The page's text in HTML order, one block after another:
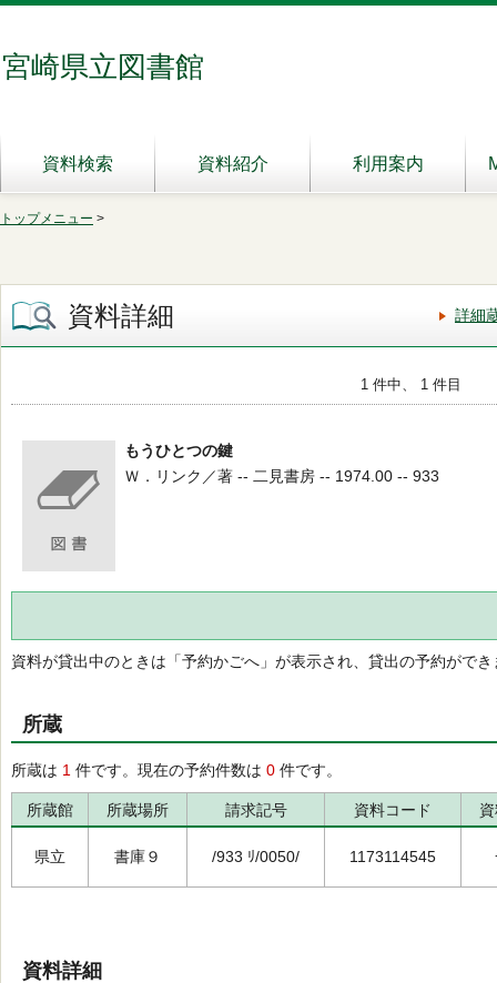
宮崎県立図書館
資料検索 資料紹介 利用案内
トップメニュー >
資料詳細 詳細
1 件中、 1 件目
もうひとつの鍵
Ｗ．リンク／著 -- 二見書房 -- 1974.00 -- 933
資料が貸出中のときは「予約かごへ」が表示され、貸出の予約ができ
所蔵
所蔵は 1 件です。現在の予約件数は 0 件です。
所蔵館 所蔵場所 請求記号 資料コード
県立 書庫９ /933 ﾘ/0050/ 1173114545
資料詳細